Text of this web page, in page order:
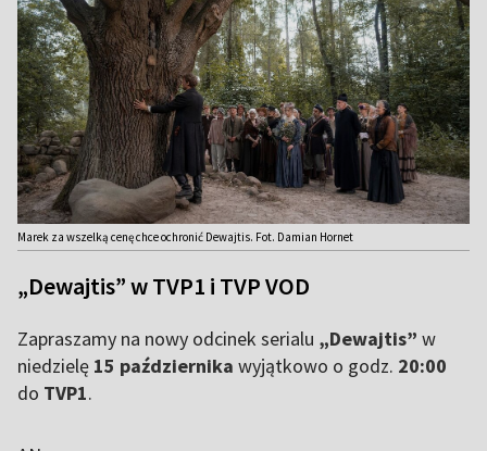
Marek za wszelką cenę chce ochronić Dewajtis. Fot. Damian Hornet
„Dewajtis” w TVP1 i TVP VOD
Zapraszamy na nowy odcinek serialu „Dewajtis” w
niedzielę 15 października wyjątkowo o godz. 20:00
do TVP1.